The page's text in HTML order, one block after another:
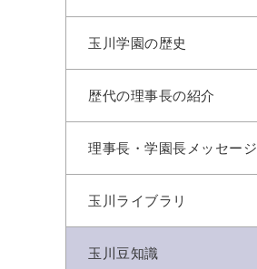
玉川学園の歴史
歴代の理事長の紹介
理事長・学園長メッセージ
玉川ライブラリ
玉川豆知識